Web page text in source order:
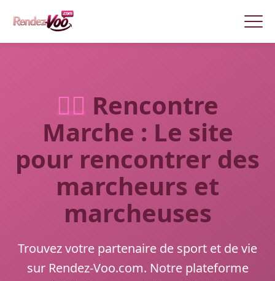
🏃‍♂️ Rencontre
Marche : Le site
pour rencontrer des
marcheurs et
marcheuses
Trouvez votre partenaire de sport et de vie
sur Rendez-Voo.com. Notre plateforme